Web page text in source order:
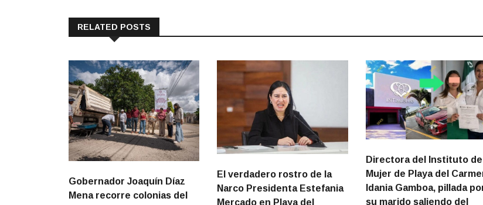
RELATED POSTS
Gobernador Joaquín Díaz
Mena recorre colonias del
El verdadero rostro de la
Narco Presidenta Estefania
Mercado en Playa del
Directora del Instituto de
Mujer de Playa del
Idania Gamboa, pillada
su marido saliendo del